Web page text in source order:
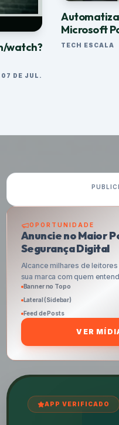
watch?
07 DE JUL.
Microsoft
TECH ESCALA
OPORTUNIDADE
Anuncie no Maior
Segurança Digital
Alcance milhares de
sua marca com quem
Banner no Topo
Lateral (Sidebar)
Feed de Posts
VER
APP VERIFICADO